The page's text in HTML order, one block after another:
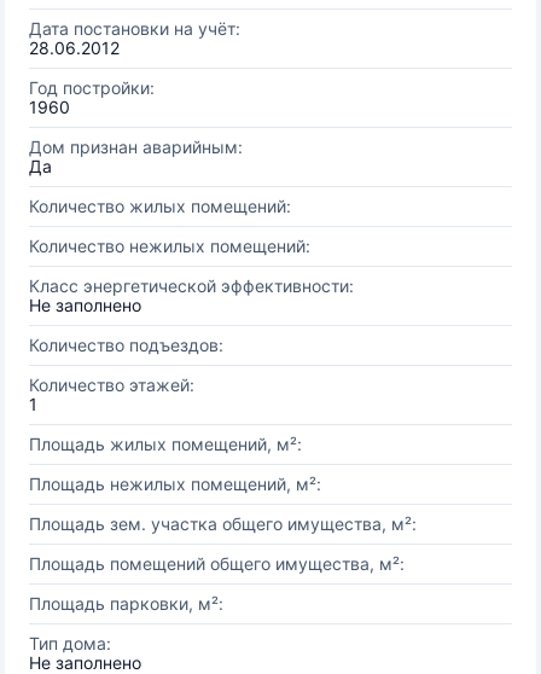
Дата постановки на учёт:
28.06.2012
Год постройки:
1960
Дом признан аварийным:
Да
Количество жилых помещений:
Количество нежилых помещений:
Класс энергетической эффективности:
Не заполнено
Количество подъездов:
Количество этажей:
1
Площадь жилых помещений, м²:
Площадь нежилых помещений, м²:
Площадь зем. участка общего имущества, м²:
Площадь помещений общего имущества, м²:
Площадь парковки, м²:
Тип дома:
Не заполнено